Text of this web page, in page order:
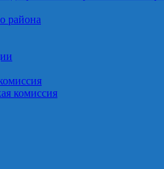
района
комиссия